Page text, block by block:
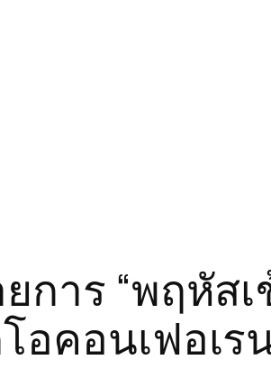
การ “พฤหัส
อคอนเฟอเร